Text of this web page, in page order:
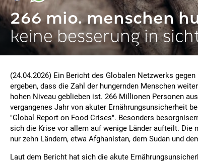
266 mio. menschen
keine besserung in
(24.04.2026) Ein Bericht des Globalen Netzwerks
ergeben, dass die Zahl der hungernden Menschen
hohen Niveau geblieben ist. 266 Millionen Personen
vergangenes Jahr von akuter Ernährungsunsicherheit
"Global Report on Food Crises". Besonders
sich die Krise vor allem auf wenige Länder aufteilt. Die
nur zehn Ländern, etwa Afghanistan, dem Sudan und
Laut dem Bericht hat sich die akute